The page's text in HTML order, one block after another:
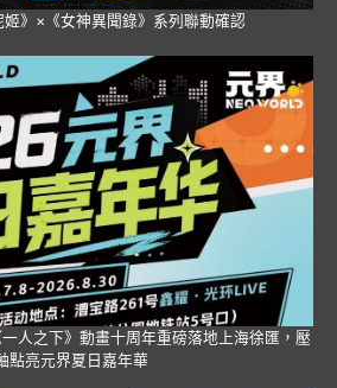
姬》×《女神異聞錄》系列聯動確認
人之下》動畫十周年重磅落地上海徐匯，壓
點亮元界夏日嘉年華